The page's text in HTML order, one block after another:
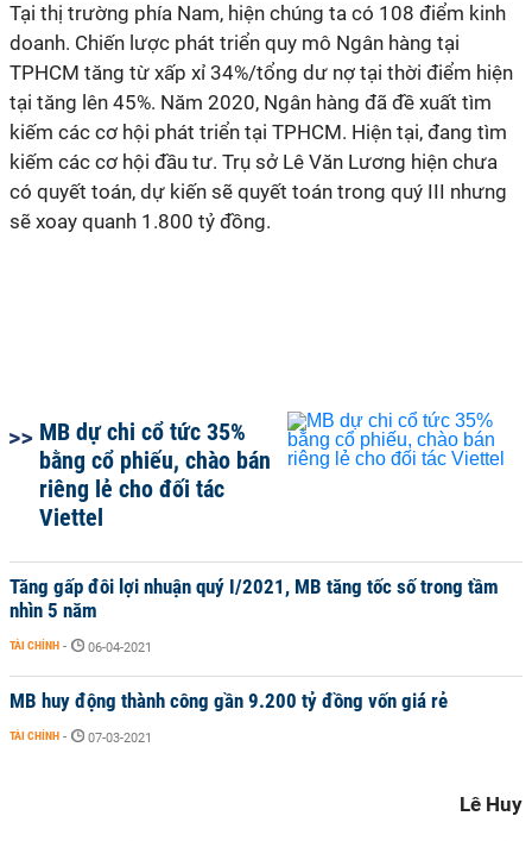
Tại thị trường phía Nam, hiện chúng ta có 108 điểm kinh
doanh. Chiến lược phát triển quy mô Ngân hàng tại
TPHCM tăng từ xấp xỉ 34%/tổng dư nợ tại thời điểm hiện
tại tăng lên 45%. Năm 2020, Ngân hàng đã đề xuất tìm
kiếm các cơ hội phát triển tại TPHCM. Hiện tại, đang tìm
kiếm các cơ hội đầu tư. Trụ sở Lê Văn Lương hiện chưa
có quyết toán, dự kiến sẽ quyết toán trong quý III nhưng
sẽ xoay quanh 1.800 tỷ đồng.
MB dự chi cổ tức 35%
bằng cổ phiếu, chào bán
riêng lẻ cho đối tác
Viettel
Tăng gấp đôi lợi nhuận quý I/2021, MB tăng tốc số trong tầm
nhìn 5 năm
TÀI CHÍNH - 06-04-2021
MB huy động thành công gần 9.200 tỷ đồng vốn giá rẻ
TÀI CHÍNH - 07-03-2021
Lê Huy